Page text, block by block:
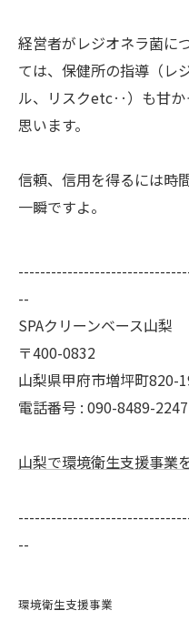
経営者がレジオネラ菌に
ては、保健所の指導（レ
ル、リスクetc‥）も甘か
思います。
信頼、信用を得るには時
一瞬ですよ。
--
SPAクリーンベース山梨
〒400-0832
山梨県甲府市増坪町820-
電話番号 : 090-8489-2247
山梨で環境衛生支援事業
--
環境衛生支援事業